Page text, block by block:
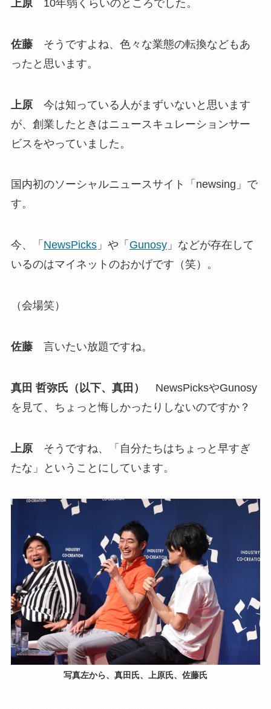
上原10年弱くらいのところでした。
佐藤そうですよね、色々な業態の転換などもあ
ったと思います。
上原今は知っている人がまずいないと思います
が、創業したときはニュースキュレーションサー
ビスをやっていました。
国内初のソーシャルニュースサイト「newsing」で
す。
今、「 NewsPicks」や「 Gunosy」などが存在して
いるのはマイネットのおかげです（笑）。
（会場笑）
佐藤言いたい放題ですね。
真田 哲弥氏（以下、真田）
NewsPicksやGunosy
を見て、ちょっと悔しかったりしないのですか？
上原そうですね、「自分たちはちょっと早すぎ
たな」ということにしています。
写真左から、真田氏、上原氏、佐藤氏